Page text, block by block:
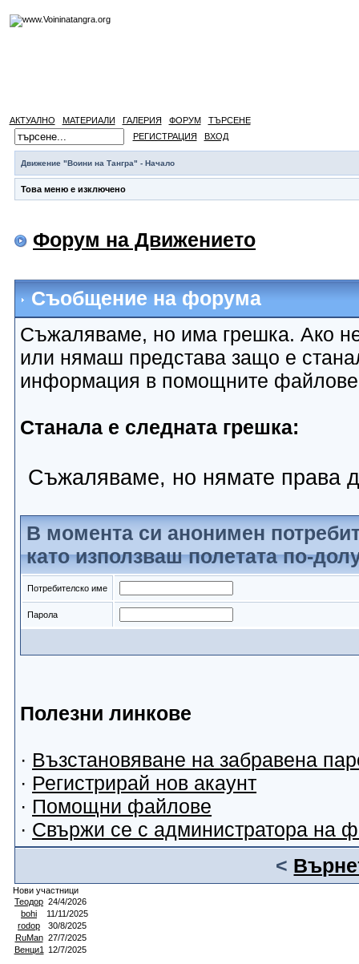
АКТУАЛНО МАТЕРИАЛИ ГАЛЕРИЯ ФОРУМ
ТЪРСЕНЕ
РЕГИСТРАЦИЯ
ВХОД
Движение "Воини на Тангра" - Начало
Това меню е изключено
Форум на Движението
Съобщение на форума
Съжаляваме, но има грешка. Ако
или нямаш представа защо е
информация в помощните
Станала е следната грешка:
Съжаляваме, но нямате права
В момента си анонимен
като използваш полетата по-
Потребителско име
Парола
Полезни линкове
· Възстановяване на забравена
· Регистрирай нов акаунт
· Помощни файлове
· Свържи се с администратора на
<
Нови участници
Теодор 24/4/2026
bohi
11/11/2025
rodop
30/8/2025
RuMan 27/7/2025
Венци1
12/7/2025